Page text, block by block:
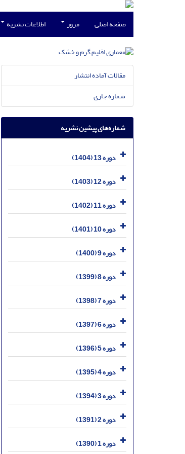
صفحه اصلی مرور اطلاعات نشریه
مقالات آماده انتشار
شماره جاری
شماره‌های پیشین نشریه
دوره 13 (1404)
دوره 12 (1403)
دوره 11 (1402)
دوره 10 (1401)
دوره 9 (1400)
دوره 8 (1399)
دوره 7 (1398)
دوره 6 (1397)
دوره 5 (1396)
دوره 4 (1395)
دوره 3 (1394)
دوره 2 (1391)
دوره 1 (1390)